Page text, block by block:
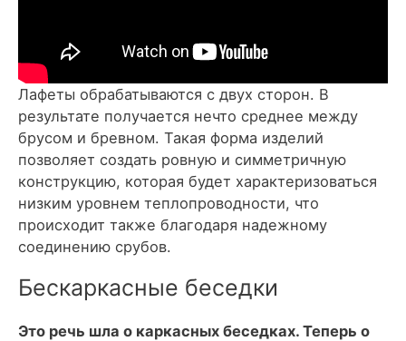
Лафеты обрабатываются с двух сторон. В
результате получается нечто среднее между
брусом и бревном. Такая форма изделий
позволяет создать ровную и симметричную
конструкцию, которая будет характеризоваться
низким уровнем теплопроводности, что
происходит также благодаря надежному
соединению срубов.
Бескаркасные беседки
Это речь шла о каркасных беседках. Теперь о